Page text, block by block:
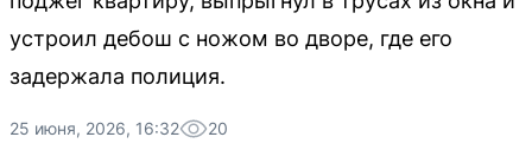
устроил дебош с ножом во дворе, где его
задержала полиция.
25 июня, 2026, 16:32 20